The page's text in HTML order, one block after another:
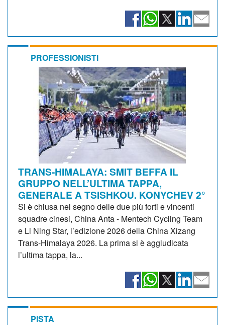
PROFESSIONISTI
TRANS-HIMALAYA: SMIT BEFFA IL
GRUPPO NELL’ULTIMA TAPPA,
GENERALE A TSISHKOU. KONYCHEV 2°
Si è chiusa nel segno delle due più forti e vincenti
squadre cinesi, China Anta - Mentech Cycling Team
e Li Ning Star, l’edizione 2026 della China Xizang
Trans-Himalaya 2026. La prima si è aggiudicata
l’ultima tappa, la...
PISTA